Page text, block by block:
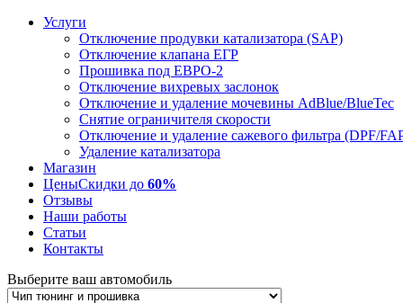
Услуги
Отключение продувки катализатора (SAP)
Отключение клапана ЕГР
Прошивка под ЕВРО-2
Отключение вихревых заслонок
Отключение и удаление мочевины AdBlue/BlueTec
Снятие ограничителя скорости
Отключение и удаление сажевого фильтра (DPF/
Удаление катализатора
Магазин
ЦеныСкидки до 60%
Отзывы
Наши работы
Статьи
Контакты
Выберите ваш автомобиль